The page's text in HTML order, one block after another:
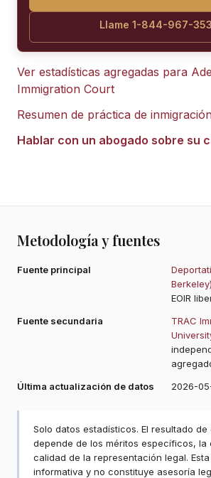
Llame 1-844-967-
Ver estadísticas agregadas para
Immigration Court
Resumen de práctica de
Hablar con un abogado sobre su
Metodología y fuentes
Fuente principal
Berkeley)
EOIR
Fuente secundaria
TRAC
Última actualización de datos
2026-
Solo datos estadísticos. El resultado
depende de los méritos específicos, la
calidad de la representación legal.
informativa y no constituye asesoría